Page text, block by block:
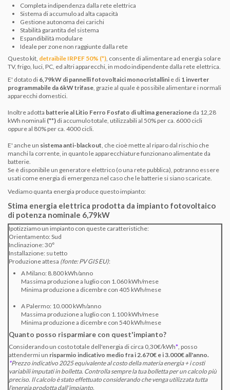
Completa indipendenza dalla rete elettrica
Sistema di accumulo ad alta capacità
Gestione autonoma dei carichi
Stabilità garantita del sistema
Espandibilità modulare
Ideale per zone non raggiunte dalla rete
Questo kit, detraibile IRPEF 50% (*) , consente di alimentare ad energia solare
TV, frigo, luci, PC, ed altri apparecchi, in modo indipendente dalla rete elettrica.
E' dotato di 6,79kW di pannelli fotovoltaici monocristallini e di 1 inverter
programmabile da 6kW trifase, grazie al quale è possibile alimentare i normali
apparecchi domestici.
Inoltre adotta batterie al Litio Ferro Fosfato di ultima generazione da 12,28
kWh nominali (**) di accumulo totale, utilizzabili al 50% per ca. 6000 cicli
oppure al 80% per ca. 4000 cicli.
E' anche un sistema anti-blackout, che cioè mette al riparo dal rischio che
manchi la corrente, in quanto le apparecchiature funzionano alimentate da
batterie.
Se è disponibile un generatore elettrico (o una rete pubblica), potranno essere
usati come energia di emergenza nel caso che le batterie si siano scaricate.
Vediamo quanta energia produce questo impianto:
Stima energia elettrica prodotta da impianto fotovoltaico
di potenza nominale 6,79kW
Ipotizziamo un impianto con queste caratteristiche:
Orientamento: Sud
Inclinazione: 30°
Installazione: su tetto
Produzione attesa (fonte:PV GIS EU):
A Milano: 8.800 kWh/anno
Massima produzione a luglio con 1.060 kWh/mese
Minima produzione a dicembre con 405 kWh/mese
A Palermo: 10.000 kWh/anno
Massima produzione a luglio con 1.100 kWh/mese
Minima produzione a dicembre con 540 kWh/mese
Quanto posso risparmiare con quest'impianto?
Considerando un costo totale dell'energia di circa 0,30€/kWh* , posso
attendermi un risparmio indicativo medio fra i 2.670€ e i 3.000€ all'anno.
*Prezzo indicativo 2025 equivalente al costo della materia energia + i costi
variabili imputati in bolletta. Controlla sempre la tua bolletta per un calcolo più
preciso. Il calcolo è stato effettuato considerando che venga utilizzata tutta
l'energia prodotta dall'impianto.